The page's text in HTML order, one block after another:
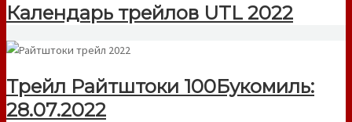
Календарь трейлов UTL 2022
Трейл Райтштоки 100Букомиль:
28.07.2022